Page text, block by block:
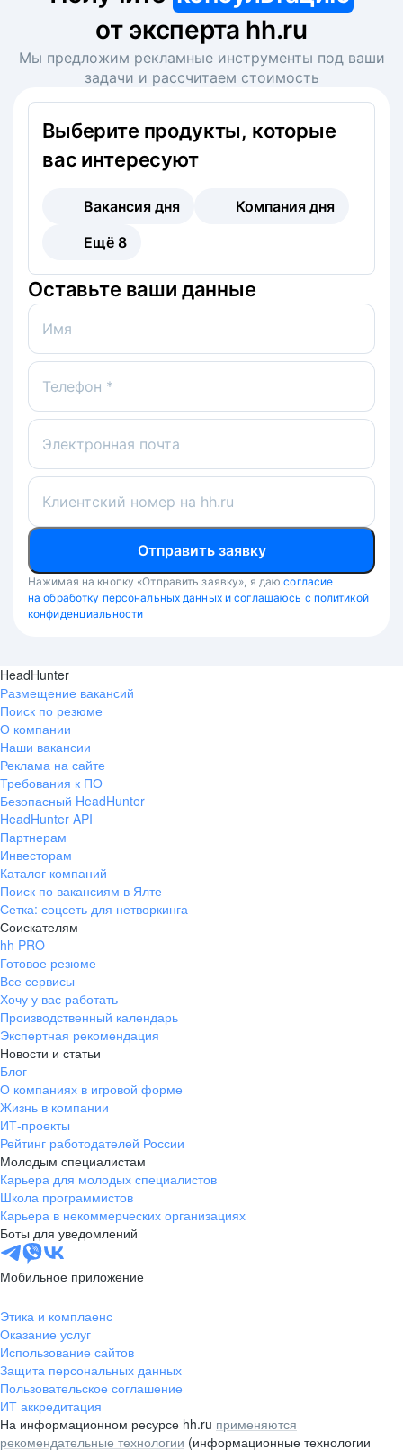
от эксперта hh.ru
Мы предложим рекламные инструменты под ваши
задачи и рассчитаем стоимость
Выберите продукты, которые
вас интересуют
Вакансия дня
Компания дня
Ещё 8
Оставьте ваши данные
Имя
Телефон *
Электронная почта
Клиентский номер на hh.ru
Отправить заявку
Нажимая на кнопку «Отправить заявку», я даю согласие
на обработку персональных данных и соглашаюсь с политикой
конфиденциальности
HeadHunter
Размещение вакансий
Поиск по резюме
О компании
Наши вакансии
Реклама на сайте
Требования к ПО
Безопасный HeadHunter
HeadHunter API
Партнерам
Инвесторам
Каталог компаний
Поиск по вакансиям в Ялте
Сетка: соцсеть для нетворкинга
Соискателям
hh PRO
Готовое резюме
Все сервисы
Хочу у вас работать
Производственный календарь
Экспертная рекомендация
Новости и статьи
Блог
О компаниях в игровой форме
Жизнь в компании
ИТ-проекты
Рейтинг работодателей России
Молодым специалистам
Карьера для молодых специалистов
Школа программистов
Карьера в некоммерческих организациях
Боты для уведомлений
Мобильное приложение
Этика и комплаенс
Оказание услуг
Использование сайтов
Защита персональных данных
Пользовательское соглашение
ИТ аккредитация
На информационном ресурсе hh.ru применяются
рекомендательные технологии (информационные технологии